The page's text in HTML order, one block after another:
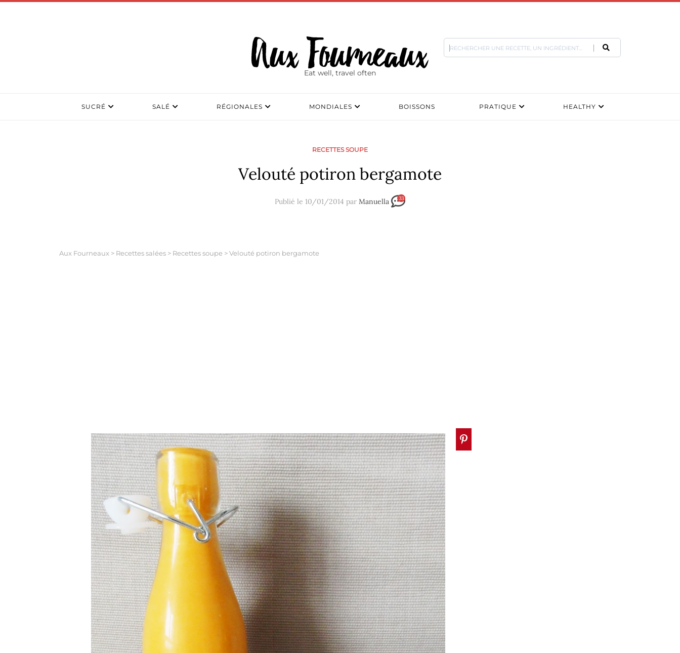
Eat well, travel often
SUCRÉ SALÉ RÉGIONALES MONDIALES BOISSONS PRATIQUE HEALTHY
RECETTES SOUPE
Velouté potiron bergamote
Publié le 10/01/2014 par Manuella 33
Aux Fourneaux > Recettes salées > Recettes soupe >Velouté potiron bergamote